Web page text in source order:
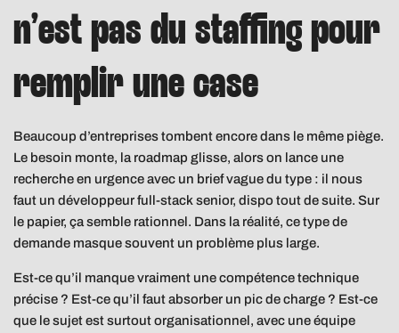
n’est pas du staffing pour
remplir une case
Beaucoup d’entreprises tombent encore dans le même piège.
Le besoin monte, la roadmap glisse, alors on lance une
recherche en urgence avec un brief vague du type : il nous
faut un développeur full-stack senior, dispo tout de suite. Sur
le papier, ça semble rationnel. Dans la réalité, ce type de
demande masque souvent un problème plus large.
Est-ce qu’il manque vraiment une compétence technique
précise ? Est-ce qu’il faut absorber un pic de charge ? Est-ce
que le sujet est surtout organisationnel, avec une équipe